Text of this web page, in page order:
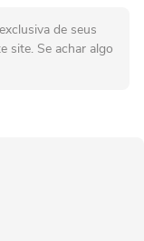
de seus
site. Se achar algo